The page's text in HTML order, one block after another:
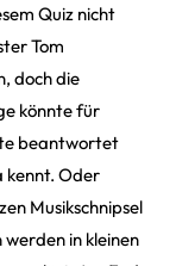
Quiz nicht
Tom
doch die
könnte für
beantwortet
kennt. Oder
Musikschnipsel
in kleinen